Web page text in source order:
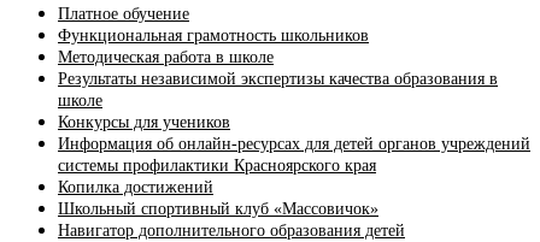
Платное обучение
Функциональная грамотность школьников
Методическая работа в школе
Результаты независимой экспертизы качества образования в
школе
Конкурсы для учеников
Информация об онлайн-ресурсах для детей органов учреждений
системы профилактики Красноярского края
Копилка достижений
Школьный спортивный клуб «Массовичок»
Навигатор дополнительного образования детей